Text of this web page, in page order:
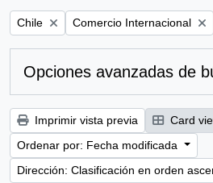
Remove filter:
Chile Remove filter:
Comercio Internacional
Opciones avanzadas de
Imprimir vista previa Card
Ordenar por: Fecha modificada
Dirección: Clasificación en orden